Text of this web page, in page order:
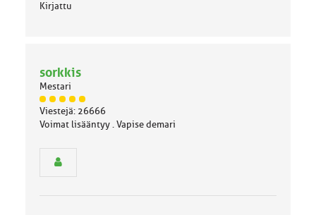
Kirjattu
sorkkis
Mestari
J
ä
s
Viestejä: 26666
Voimat lisääntyy . Vapise demari